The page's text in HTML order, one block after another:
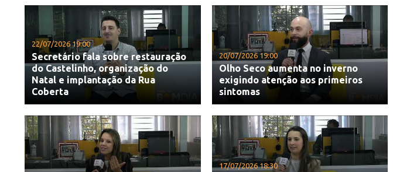
22/07/2026 19:00
Secretário fala sobre restauração
do Castelinho, organização do
Natal e implantação da Rua
Coberta
20/07/2026 19:00
Olho Seco aumenta no inverno
exigindo atenção aos primeiros
sintomas
17/07/2026 18:30